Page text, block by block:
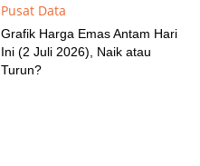
Pusat Data
Grafik Harga Emas Antam Hari
Ini (2 Juli 2026), Naik atau
Turun?